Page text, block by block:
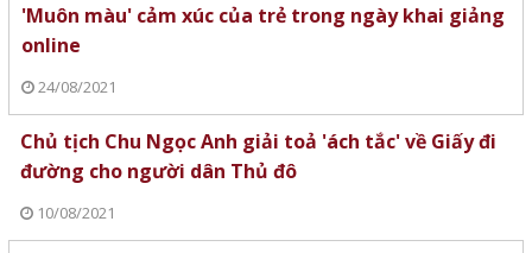
'Muôn màu' cảm xúc của trẻ trong ngày khai giảng
online
24/08/2021
Chủ tịch Chu Ngọc Anh giải toả 'ách tắc' về Giấy đi
đường cho người dân Thủ đô
10/08/2021